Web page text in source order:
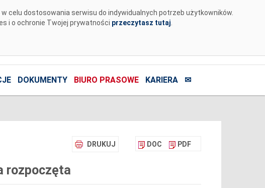
celu dostosowania serwisu do indywidualnych potrzeb użytkowników.
i o ochronie Twojej prywatności przeczytasz tutaj
DOKUMENTY BIURO PRASOWE KARIERA ✉
DRUKUJ DOC PDF
rozpoczęta